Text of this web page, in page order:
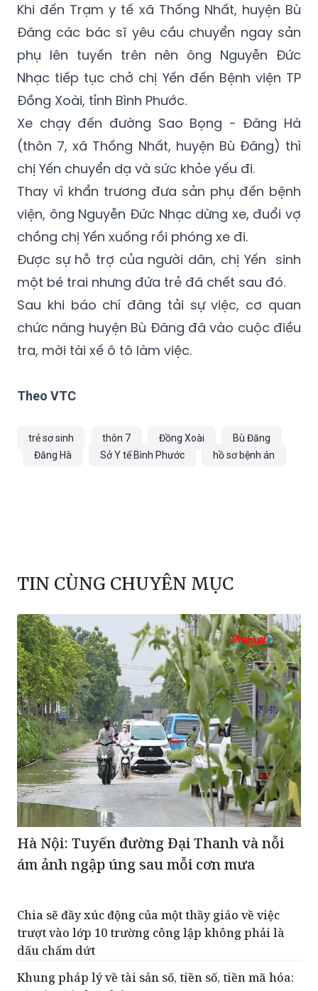
(loại 7 chỗ) của ông Nguyễn Đức Nhạc để
đưa chị đến bệnh viện.
Khi đến Trạm y tế xã Thống Nhất, huyện Bù
Đăng các bác sĩ yêu cầu chuyển ngay sản
phụ lên tuyến trên nên ông Nguyễn Đức
Nhạc tiếp tục chở chị Yến đến Bệnh viện TP
Đồng Xoài, tỉnh Bình Phước.
Xe chạy đến đường Sao Bọng - Đăng Hà
(thôn 7, xã Thống Nhất, huyện Bù Đăng) thì
chị Yến chuyển dạ và sức khỏe yếu đi.
Thay vì khẩn trương đưa sản phụ đến bệnh
viện, ông Nguyễn Đức Nhạc dừng xe, đuổi vợ
chồng chị Yến xuống rồi phóng xe đi.
Được sự hỗ trợ của người dân, chị Yến sinh
một bé trai nhưng đứa trẻ đã chết sau đó.
Sau khi báo chí đăng tải sự việc, cơ quan
tra, mời tài xế ô tô làm việc.
Theo VTC
TIN CÙNG CHUYÊN MỤC
ám ảnh ngập úng sau mỗi cơn mưa
trượt vào lớp 10 trường công lập không phải là